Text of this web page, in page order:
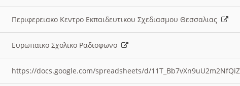
Περιφερειακο Κεντρο Εκπαιδευτικου Σχεδιασμου Θεσσαλιας
Ευρωπαικο Σχολικο Ραδιοφωνο
https://docs.google.com/spreadsheets/d/